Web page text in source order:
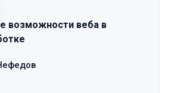
возможности веба в